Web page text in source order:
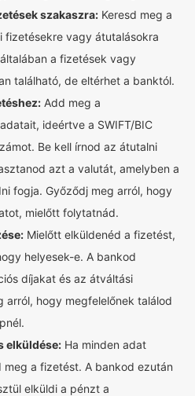
szakaszra: Keresd meg a
fizetésekre vagy átutalásokra
a fizetések vagy
található, de eltérhet a banktól.
Add meg a
ideértve a SWIFT/BIC
Be kell írnod az átutalni
azt a valutát, amelyben a
fogja. Győződj meg arról, hogy
mielőtt folytatnád.
Mielőtt elküldenéd a fizetést,
helyesek-e. A bankod
díjakat és az átváltási
arról, hogy megfelelőnek találod
elküldése: Ha minden adat
meg a fizetést. A bankod ezután
elküldi a pénzt a